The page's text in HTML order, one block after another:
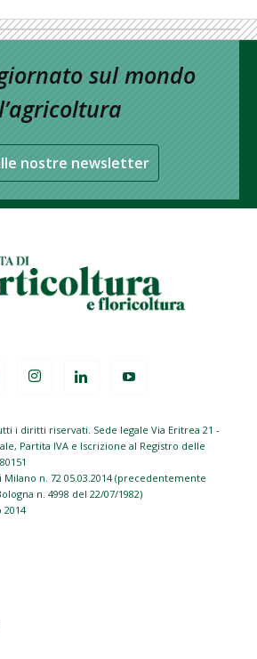
sul mondo
nostre newsletter
i diritti riservati. Sede legale Via Eritrea 21 -
Partita IVA e Iscrizione al Registro delle
n. 72 05.03.2014 (precedentemente
n. 4998 del 22/07/1982)
2014